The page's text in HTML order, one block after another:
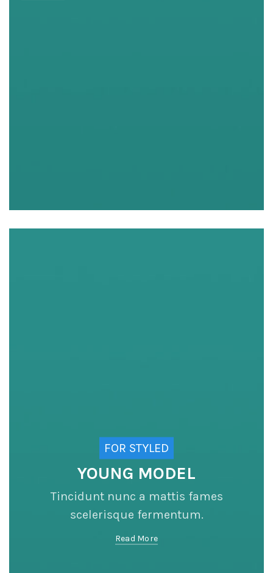
FOR STYLED
YOUNG MODEL
Tincidunt nunc a mattis fames
scelerisque fermentum.
Read More